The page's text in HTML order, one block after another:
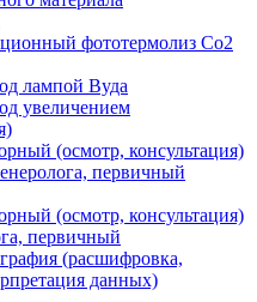
фототермолиз Со2
лампой Вуда
увеличением
(осмотр, консультация)
первичный
(осмотр, консультация)
первичный
(расшифровка,
данных)